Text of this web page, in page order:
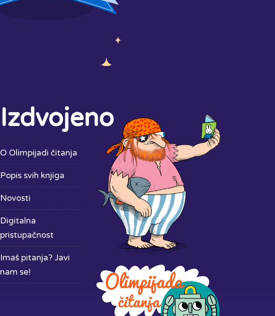
Izdvojeno
O Olimpijadi čitanja
Popis svih knjiga
Novosti
Digitalna
pristupačnost
Imaš pitanja? Javi
nam se!